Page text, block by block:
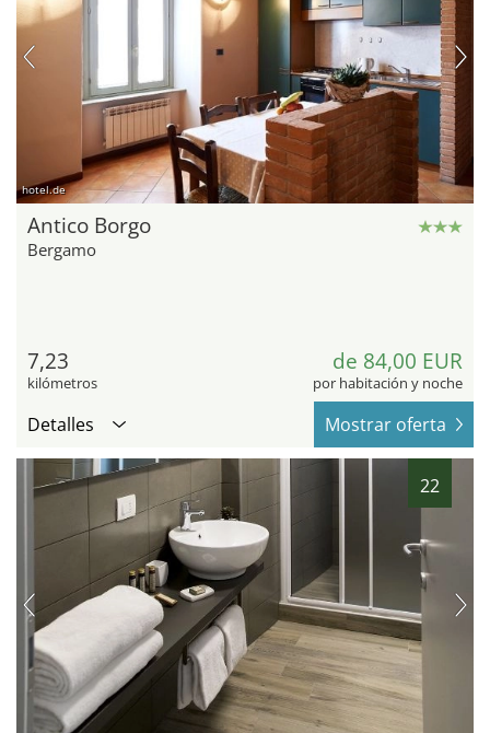
hotel.de
Antico Borgo
Bergamo
7,23
kilómetros
de 84,00 EUR
por habitación y noche
Detalles Mostrar oferta
22